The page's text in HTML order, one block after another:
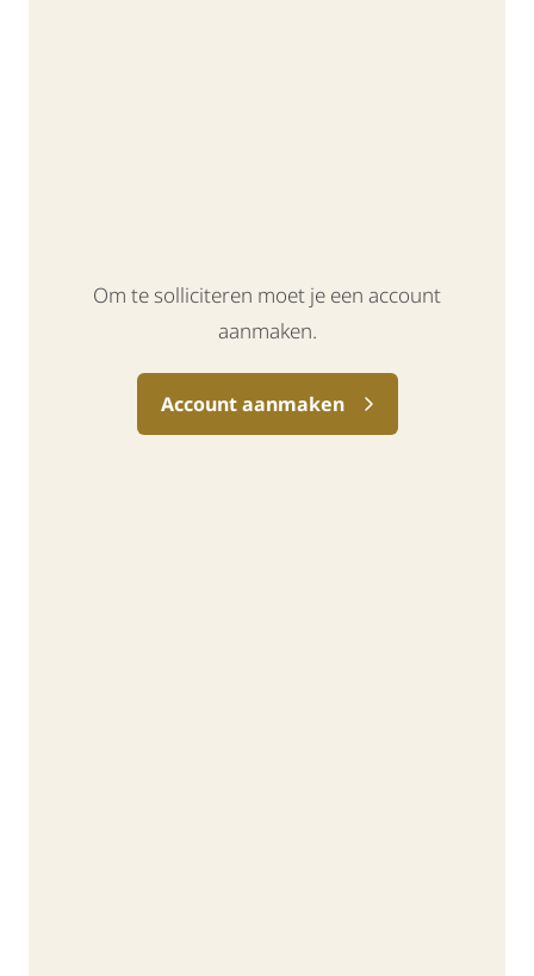
Om te solliciteren moet je een account
aanmaken.
Account aanmaken